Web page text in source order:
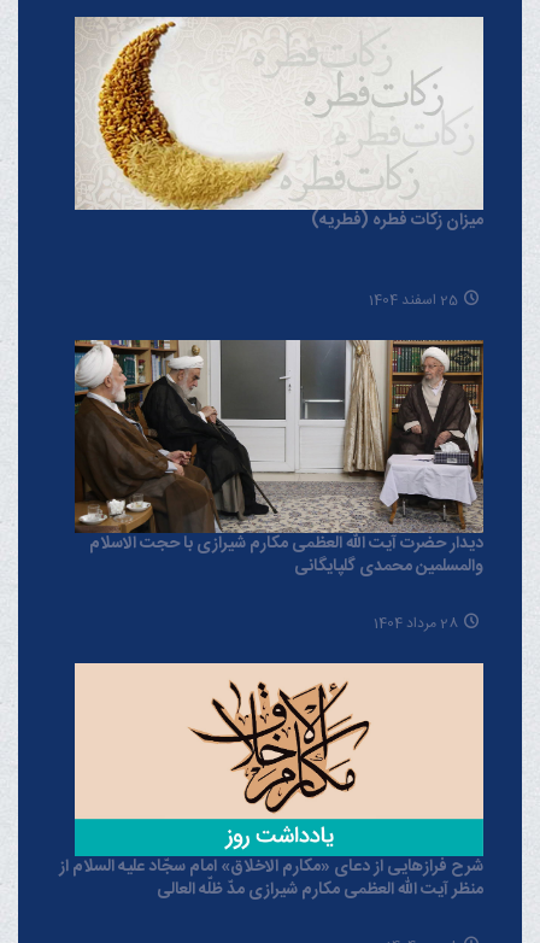
میزان زکات فطره (فطریه)
25 اسفند 1404
دیدار حضرت آیت الله العظمی مکارم شیرازی با حجت الاسلام
والمسلمین محمدی گلپایگانی
28 مرداد 1404
شرح فرازهایی از دعای «مکارم الاخلاق» امام سجّاد علیه السلام از
منظر آیت الله العظمی مکارم شیرازی مدّ ظلّه العالی